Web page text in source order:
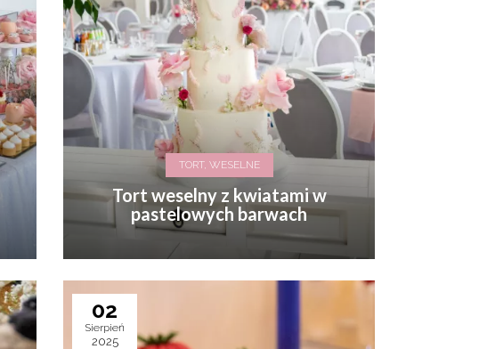
TORT, WESELNE
Tort weselny z kwiatami w
pastelowych barwach
02
Sierpień
2025